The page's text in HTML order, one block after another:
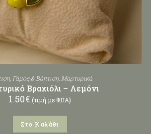
Γάμος & Βάπτιση Μαρτυρικά
Βραχιόλι – Λεμόνι
1.50€ (τιμή με ΦΠΑ)
Στο Καλάθι